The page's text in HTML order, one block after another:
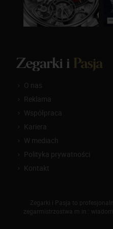
O nas
Reklama
Współpraca
Kariera
W mediach
Polityka prywatności
Kontakt
Zegarki i Pasja to
zegarmistrzostwa m.in.: